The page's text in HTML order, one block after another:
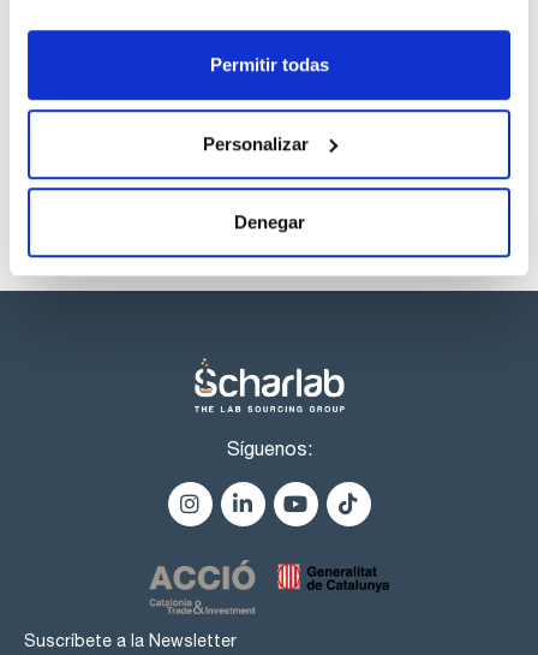
Permitir todas
Personalizar
Denegar
500g *
frasco embolsado
01-680-500
x 500 g
Comprar
Ver stock
Síguenos:
Suscríbete a la Newsletter